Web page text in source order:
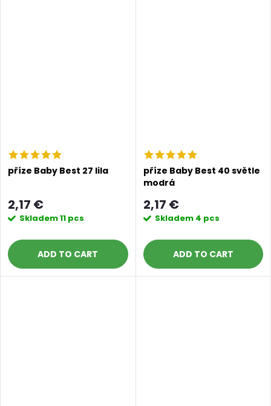
příze Baby Best 27 lila
2,17 €
Skladem11 pcs
ADD TO CART
příze Baby Best 40 světle
modrá
2,17 €
Skladem 4 pcs
ADD TO CART